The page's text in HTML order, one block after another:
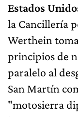
Estados
la Cancillería
Werthein
principios de
paralelo al
San Martín
"motosierra